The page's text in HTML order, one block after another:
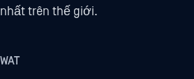
trên thế giới.